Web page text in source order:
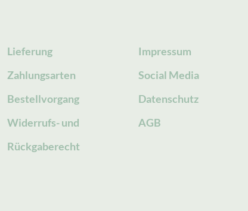
Lieferung
Zahlungsarten
Bestellvorgang
Widerrufs- und
Rückgaberecht
Impressum
Social Media
Datenschutz
AGB